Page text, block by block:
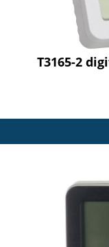
T3165-2